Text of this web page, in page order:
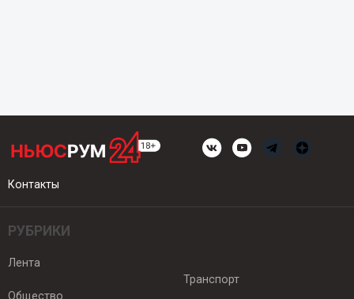
Контакты
РУБРИКИ
Лента
Общество
Транспорт